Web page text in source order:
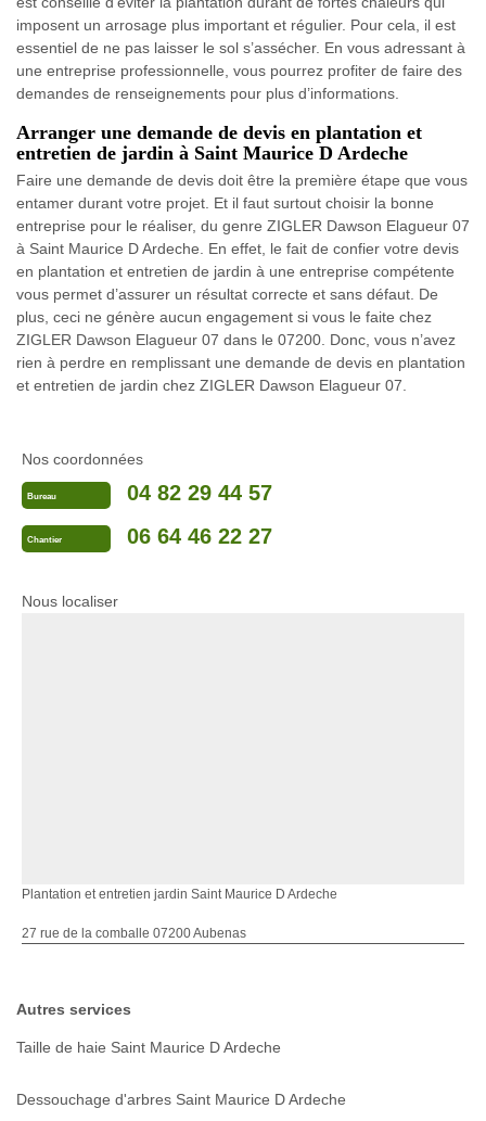
imposent un arrosage plus important et régulier. Pour cela, il est
essentiel de ne pas laisser le sol s’assécher. En vous adressant à
une entreprise professionnelle, vous pourrez profiter de faire des
demandes de renseignements pour plus d’informations.
Arranger une demande de devis en plantation et
entretien de jardin à Saint Maurice D Ardeche
Faire une demande de devis doit être la première étape que vous
entamer durant votre projet. Et il faut surtout choisir la bonne
entreprise pour le réaliser, du genre ZIGLER Dawson Elagueur 07
à Saint Maurice D Ardeche. En effet, le fait de confier votre devis
en plantation et entretien de jardin à une entreprise compétente
vous permet d’assurer un résultat correcte et sans défaut. De
plus, ceci ne génère aucun engagement si vous le faite chez
ZIGLER Dawson Elagueur 07 dans le 07200. Donc, vous n’avez
rien à perdre en remplissant une demande de devis en plantation
et entretien de jardin chez ZIGLER Dawson Elagueur 07.
Nos coordonnées
Bureau 04 82 29 44 57
Chantier 06 64 46 22 27
Nous localiser
Plantation et entretien jardin Saint Maurice D Ardeche
27 rue de la comballe 07200 Aubenas
Autres services
Taille de haie Saint Maurice D Ardeche
Dessouchage d'arbres Saint Maurice D Ardeche